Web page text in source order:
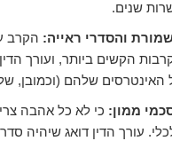
שנים.
והסדרי ראייה: הקרב
הקשים ביותר, ועורך
האינטרסים שלהם (וכמובן,
ממון: כי לא כל אהבה
עורך הדין דואג שיהיה